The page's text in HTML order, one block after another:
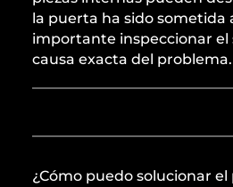
la puerta ha sido sometida
importante inspeccionar
causa exacta del problema.
¿Cómo puedo solucionar